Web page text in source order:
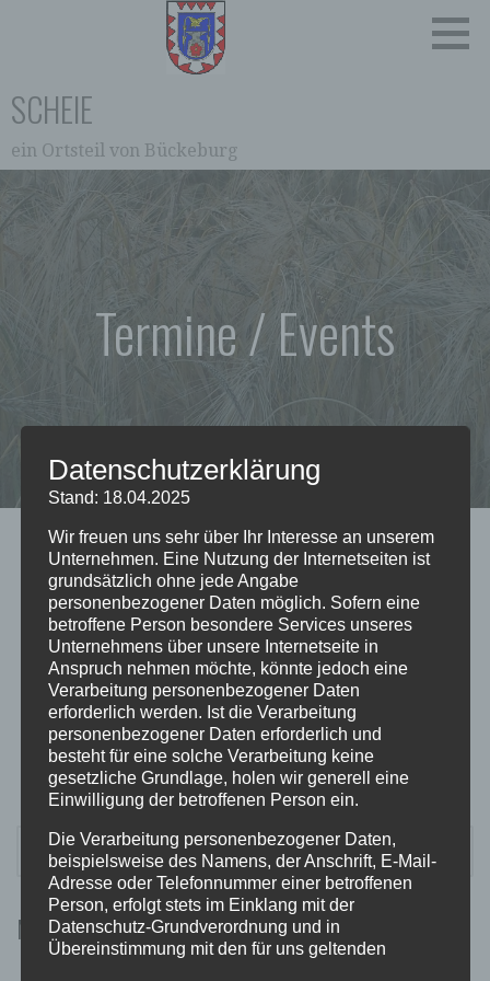
SCHEIE
ein Ortsteil von Bückeburg
Termine / Events
Kategorien
AUG. 2026
Zurzeit gibt es keine bevorstehenden
Veranstaltungen.
AUG. 2026
SUCHEN
NACH:
META
Datenschutzerklärung
Stand: 18.04.2025
Wir freuen uns sehr über Ihr Interesse an unserem
Unternehmen. Eine Nutzung der Internetseiten ist
grundsätzlich ohne jede Angabe
personenbezogener Daten möglich. Sofern eine
betroffene Person besondere Services unseres
Unternehmens über unsere Internetseite in
Anspruch nehmen möchte, könnte jedoch eine
Verarbeitung personenbezogener Daten
erforderlich werden. Ist die Verarbeitung
personenbezogener Daten erforderlich und
besteht für eine solche Verarbeitung keine
gesetzliche Grundlage, holen wir generell eine
Einwilligung der betroffenen Person ein.
Die Verarbeitung personenbezogener Daten,
beispielsweise des Namens, der Anschrift, E-Mail-
Adresse oder Telefonnummer einer betroffenen
Person, erfolgt stets im Einklang mit der
Datenschutz-Grundverordnung und in
Übereinstimmung mit den für uns geltenden